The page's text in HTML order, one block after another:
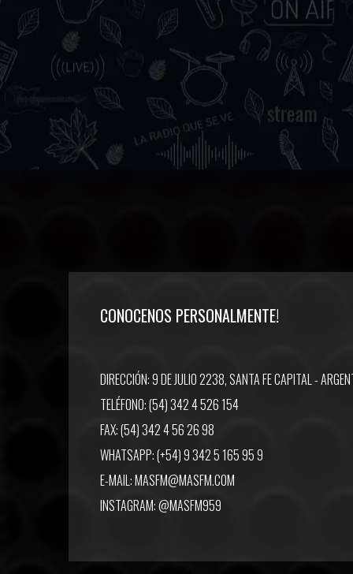
CONOCENOS PERSONALMENTE!
DIRECCIÓN: 9 DE JULIO 2238, SANTA FE CAPITAL -
TELÉFONO: (54) 342 4 526 154
FAX: (54) 342 4 56 26 98
WHATSAPP: (+54) 9 342 5 165 95 9
E-MAIL:MASFM@MASFM.COM
INSTAGRAM:@MASFM959